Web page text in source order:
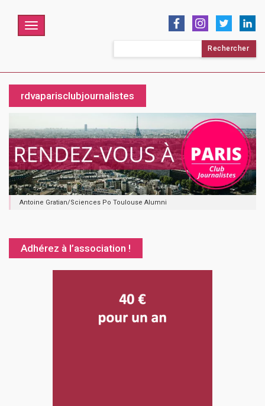
Menu
rdvaparisclubjournalistes
Antoine Gratian/Sciences Po Toulouse Alumni
Adhérez à l’association !